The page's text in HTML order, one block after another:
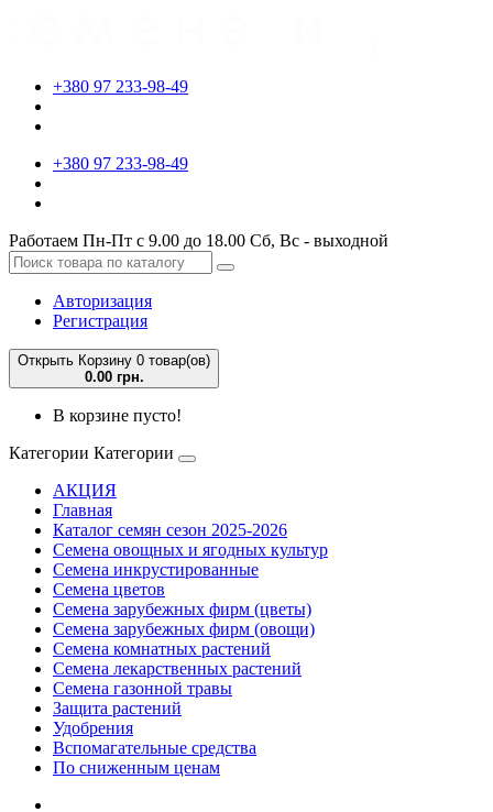
+380 97 233-98-49
+380 97 233-98-49
Работаем Пн-Пт с 9.00 до 18.00 Сб, Вс - выходной
Авторизация
Регистрация
Открыть Корзину 0 товар(ов)
0.00 грн.
В корзине пусто!
Категории Категории
АКЦИЯ
Главная
Каталог семян сезон 2025-2026
Семена овощных и ягодных культур
Семена инкрустированные
Семена цветов
Семена зарубежных фирм (цветы)
Семена зарубежных фирм (овощи)
Семена комнатных растений
Семена лекарственных растений
Семена газонной травы
Защита растений
Удобрения
Вспомагательные средства
По сниженным ценам